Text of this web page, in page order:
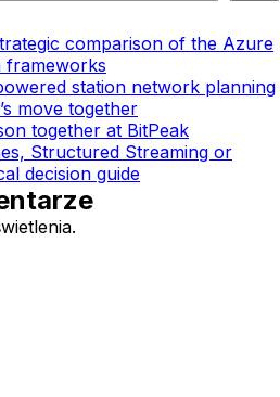
comparison of the Azure
frameworks
station network planning
move together
together at BitPeak
Structured Streaming or
decision guide